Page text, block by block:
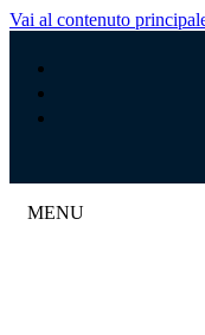
Vai al contenuto
MENU